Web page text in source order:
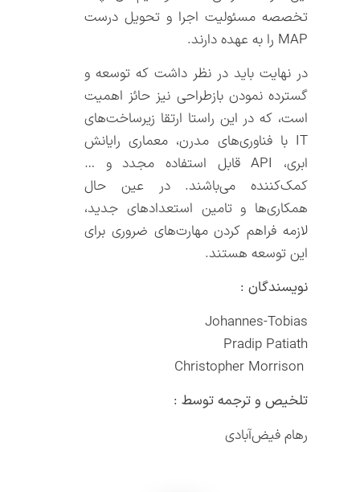
تخصصه مسئولیت اجرا و تحویل درست
MAP را به عهده دارند.
در نهایت باید در نظر داشت که توسعه و
گسترده نمودن بازطراحی نیز حائز اهمیت
است، که در این راستا ارتقا زیرساخت‌های
IT با فناوری‌های مدرن، معماری رایانش
ابری، API قابل استفاده مجدد و …
کمک‌کننده می‌باشند. در عین حال
همکاری‌ها و تامین استعداد‌های جدید،
لازمه فراهم کردن مهارت‌های ضروری برای
این توسعه هستند.
نویسندگان :
Johannes-Tobias
Pradip Patiath
تلخیص و ترجمه توسط :
رهام فیض‌آبادی